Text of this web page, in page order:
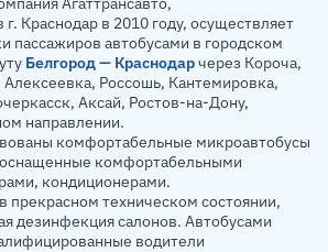
г. Краснодар в 2010 году, осуществляет
пассажиров автобусами в городском
Белгород — Краснодарчерез Короча,
Россошь, Кантемировка,
Аксай, Ростов-на-Дону,
направлении.
комфортабельные микроавтобусы
оснащенные комфортабельными
кондиционерами.
прекрасном техническом состоянии,
дезинфекция салонов. Автобусами
водители